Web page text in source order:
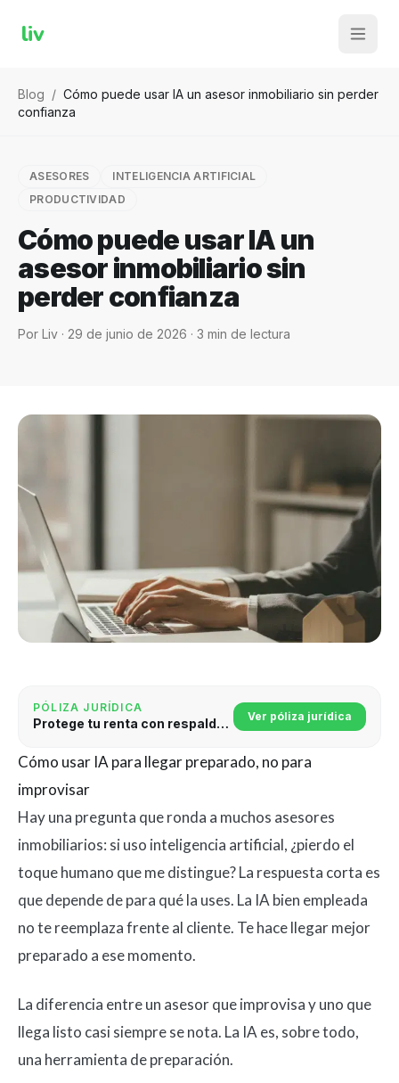
liv
Blog / Cómo puede usar IA un asesor inmobiliario sin perder
confianza
ASESORES
INTELIGENCIA ARTIFICIAL
PRODUCTIVIDAD
Cómo puede usar IA un
asesor inmobiliario sin
perder confianza
Por Liv · 29 de junio de 2026 · 3 min de lectura
Cómo usar IA para llegar preparado, no para
improvisar
Hay una pregunta que ronda a muchos asesores
inmobiliarios: si uso inteligencia artificial, ¿pierdo el
toque humano que me distingue? La respuesta corta es
que depende de para qué la uses. La IA bien empleada
no te reemplaza frente al cliente. Te hace llegar mejor
preparado a ese momento.
La diferencia entre un asesor que improvisa y uno que
llega listo casi siempre se nota. La IA es, sobre todo,
una herramienta de preparación.
PÓLIZA JURÍDICA
Protege tu renta con respaldo jurídico Ver póliza jurídica